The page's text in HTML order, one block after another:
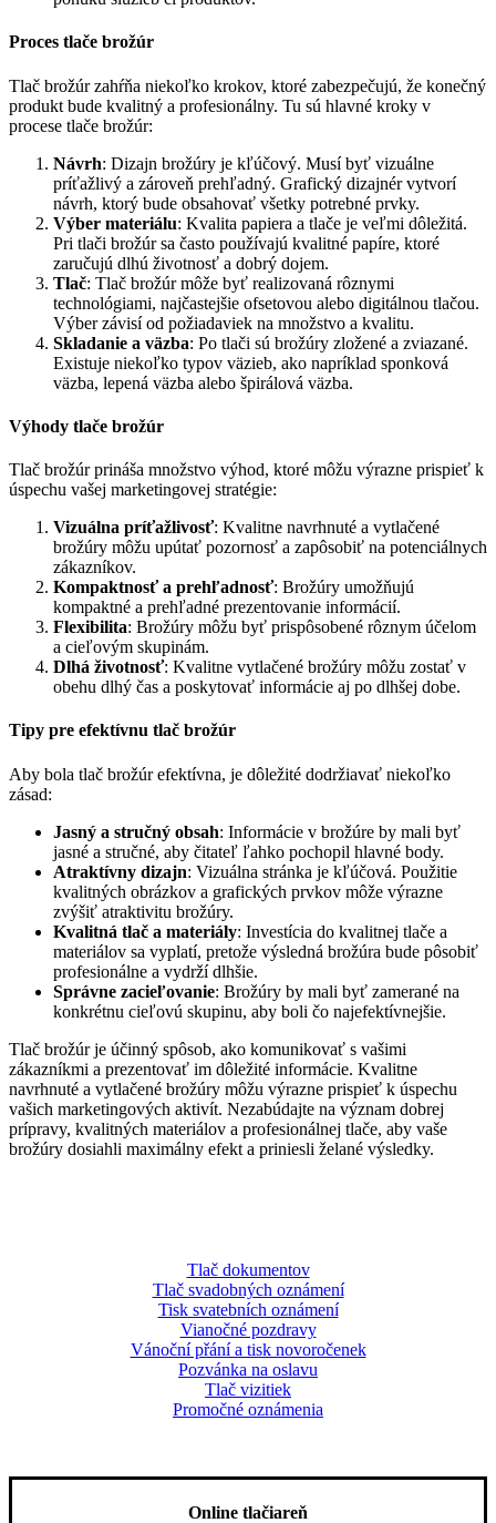
Proces tlače brožúr
Tlač brožúr zahŕňa niekoľko krokov, ktoré zabezpečujú, že konečný
produkt bude kvalitný a profesionálny. Tu sú hlavné kroky v
procese tlače brožúr:
Návrh: Dizajn brožúry je kľúčový. Musí byť vizuálne
príťažlivý a zároveň prehľadný. Grafický dizajnér vytvorí
návrh, ktorý bude obsahovať všetky potrebné prvky.
Výber materiálu: Kvalita papiera a tlače je veľmi dôležitá.
Pri tlači brožúr sa často používajú kvalitné papíre, ktoré
zaručujú dlhú životnosť a dobrý dojem.
Tlač: Tlač brožúr môže byť realizovaná rôznymi
technológiami, najčastejšie ofsetovou alebo digitálnou tlačou.
Výber závisí od požiadaviek na množstvo a kvalitu.
Skladanie a väzba: Po tlači sú brožúry zložené a zviazané.
Existuje niekoľko typov väzieb, ako napríklad sponková
väzba, lepená väzba alebo špirálová väzba.
Výhody tlače brožúr
Tlač brožúr prináša množstvo výhod, ktoré môžu výrazne prispieť k
úspechu vašej marketingovej stratégie:
Vizuálna príťažlivosť: Kvalitne navrhnuté a vytlačené
brožúry môžu upútať pozornosť a zapôsobiť na potenciálnych
zákazníkov.
Kompaktnosť a prehľadnosť: Brožúry umožňujú
kompaktné a prehľadné prezentovanie informácií.
Flexibilita: Brožúry môžu byť prispôsobené rôznym účelom
a cieľovým skupinám.
Dlhá životnosť: Kvalitne vytlačené brožúry môžu zostať v
obehu dlhý čas a poskytovať informácie aj po dlhšej dobe.
Tipy pre efektívnu tlač brožúr
Aby bola tlač brožúr efektívna, je dôležité dodržiavať niekoľko
zásad:
Jasný a stručný obsah: Informácie v brožúre by mali byť
jasné a stručné, aby čitateľ ľahko pochopil hlavné body.
Atraktívny dizajn: Vizuálna stránka je kľúčová. Použitie
kvalitných obrázkov a grafických prvkov môže výrazne
zvýšiť atraktivitu brožúry.
Kvalitná tlač a materiály: Investícia do kvalitnej tlače a
materiálov sa vyplatí, pretože výsledná brožúra bude pôsobiť
profesionálne a vydrží dlhšie.
Správne zacieľovanie: Brožúry by mali byť zamerané na
konkrétnu cieľovú skupinu, aby boli čo najefektívnejšie.
Tlač brožúr je účinný spôsob, ako komunikovať s vašimi
zákazníkmi a prezentovať im dôležité informácie. Kvalitne
navrhnuté a vytlačené brožúry môžu výrazne prispieť k úspechu
vašich marketingových aktivít. Nezabúdajte na význam dobrej
prípravy, kvalitných materiálov a profesionálnej tlače, aby vaše
brožúry dosiahli maximálny efekt a priniesli želané výsledky.
Tlač dokumentov
Tlač svadobných oznámení
Tisk svatebních oznámení
Vianočné pozdravy
Vánoční přání a tisk novoročenek
Pozvánka na oslavu
Tlač vizitiek
Promočné oznámenia
Online tlačiareň